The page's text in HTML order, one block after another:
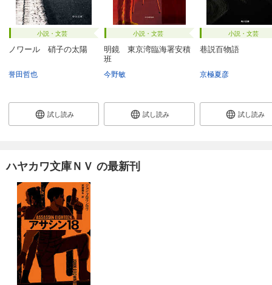
小説・文芸
ノワール 硝子の太陽
誉田哲也
試し読み
小説・文芸
明鏡 東京湾臨海署安積
班
今野敏
試し読み
小説・文芸
巷説百物語
京極夏彦
試し読み
ハヤカワ文庫ＮＶ の最新刊